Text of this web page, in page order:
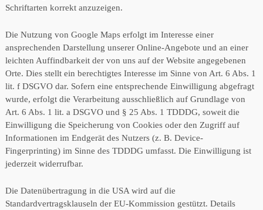
Schriftarten korrekt anzuzeigen.
Die Nutzung von Google Maps erfolgt im Interesse einer
ansprechenden Darstellung unserer Online-Angebote und an einer
leichten Auffindbarkeit der von uns auf der Website angegebenen
Orte. Dies stellt ein berechtigtes Interesse im Sinne von Art. 6 Abs. 1
lit. f DSGVO dar. Sofern eine entsprechende Einwilligung abgefragt
wurde, erfolgt die Verarbeitung ausschließlich auf Grundlage von
Art. 6 Abs. 1 lit. a DSGVO und § 25 Abs. 1 TDDDG, soweit die
Einwilligung die Speicherung von Cookies oder den Zugriff auf
Informationen im Endgerät des Nutzers (z. B. Device-
Fingerprinting) im Sinne des TDDDG umfasst. Die Einwilligung ist
jederzeit widerrufbar.
Die Datenübertragung in die USA wird auf die
Standardvertragsklauseln der EU-Kommission gestützt. Details